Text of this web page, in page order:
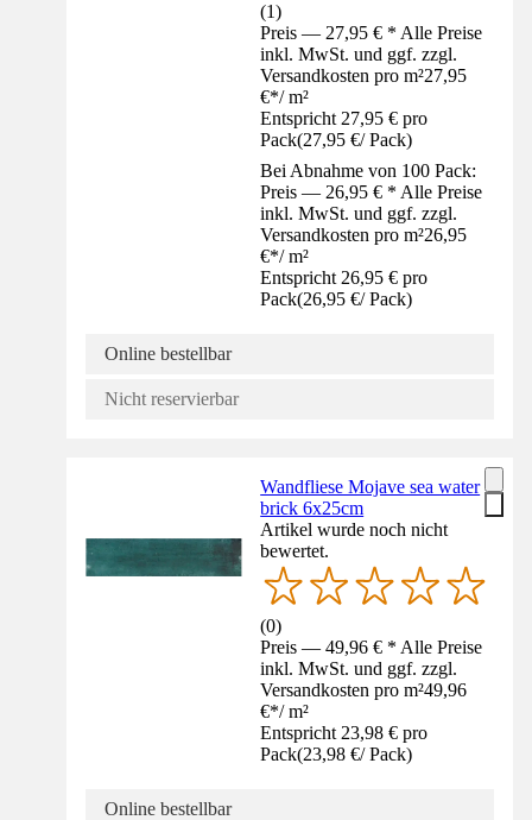
(1)
Preis — 27,95 € * Alle Preise
inkl. MwSt. und ggf. zzgl.
Versandkosten pro m²27,95
€*/ m²
Entspricht 27,95 € pro
Pack(27,95 €/ Pack)
Bei Abnahme von 100 Pack:
Preis — 26,95 € * Alle Preise
inkl. MwSt. und ggf. zzgl.
Versandkosten pro m²26,95
€*/ m²
Entspricht 26,95 € pro
Pack(26,95 €/ Pack)
Online bestellbar
Nicht reservierbar
Wandfliese Mojave sea water
brick 6x25cm
Artikel wurde noch nicht
bewertet.
(0)
Preis — 49,96 € * Alle Preise
inkl. MwSt. und ggf. zzgl.
Versandkosten pro m²49,96
€*/ m²
Entspricht 23,98 € pro
Pack(23,98 €/ Pack)
Online bestellbar